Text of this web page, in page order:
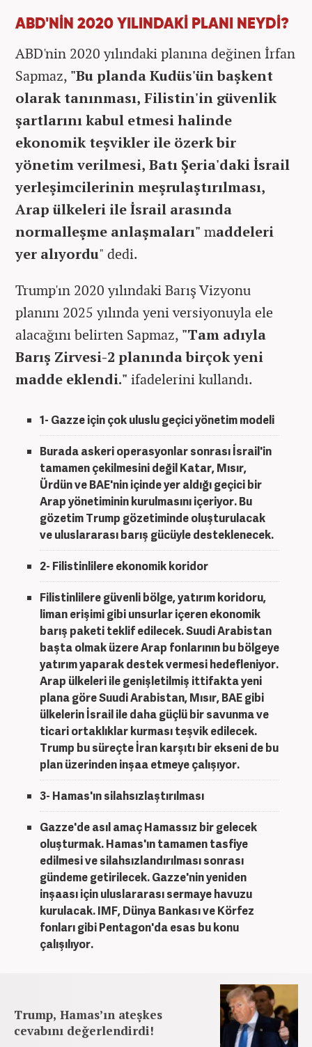
ABD'NİN 2020 YILINDAKİ PLANI NEYDİ?
ABD'nin 2020 yılındaki planına değinen İrfan
Sapmaz, "Bu planda Kudüs'ün başkent
olarak tanınması, Filistin'in güvenlik
şartlarını kabul etmesi halinde
ekonomik teşvikler ile özerk bir
yönetim verilmesi, Batı Şeria'daki İsrail
yerleşimcilerinin meşrulaştırılması,
Arap ülkeleri ile İsrail arasında
normalleşme anlaşmaları" maddeleri
yer alıyordu" dedi.
Trump'ın 2020 yılındaki Barış Vizyonu
planını 2025 yılında yeni versiyonuyla ele
alacağını belirten Sapmaz, "Tam adıyla
Barış Zirvesi-2 planında birçok yeni
madde eklendi." ifadelerini kullandı.
1- Gazze için çok uluslu geçici yönetim modeli
Burada askeri operasyonlar sonrası İsrail'in
tamamen çekilmesini değil Katar, Mısır,
Ürdün ve BAE'nin içinde yer aldığı geçici bir
Arap yönetiminin kurulmasını içeriyor. Bu
gözetim Trump gözetiminde oluşturulacak
ve uluslararası barış gücüyle desteklenecek.
2- Filistinlilere ekonomik koridor
Filistinlilere güvenli bölge, yatırım koridoru,
liman erişimi gibi unsurlar içeren ekonomik
barış paketi teklif edilecek. Suudi Arabistan
başta olmak üzere Arap fonlarının bu bölgeye
yatırım yaparak destek vermesi hedefleniyor.
Arap ülkeleri ile genişletilmiş ittifakta yeni
plana göre Suudi Arabistan, Mısır, BAE gibi
ülkelerin İsrail ile daha güçlü bir savunma ve
ticari ortaklıklar kurması teşvik edilecek.
Trump bu süreçte İran karşıtı bir ekseni de bu
plan üzerinden inşaa etmeye çalışıyor.
3- Hamas'ın silahsızlaştırılması
Gazze'de asıl amaç Hamassız bir gelecek
oluşturmak. Hamas'ın tamamen tasfiye
edilmesi ve silahsızlandırılması sonrası
gündeme getirilecek. Gazze'nin yeniden
inşaası için uluslararası sermaye havuzu
kurulacak. IMF, Dünya Bankası ve Körfez
fonları gibi Pentagon'da esas bu konu
çalışılıyor.
Trump, Hamas’ın ateşkes
cevabını değerlendirdi!